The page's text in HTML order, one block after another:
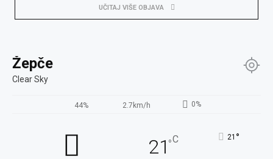
UČITAJ VIŠE OBJAVA
Žepče
Clear Sky
44% 2.7km/h 0%
21°C 21 °